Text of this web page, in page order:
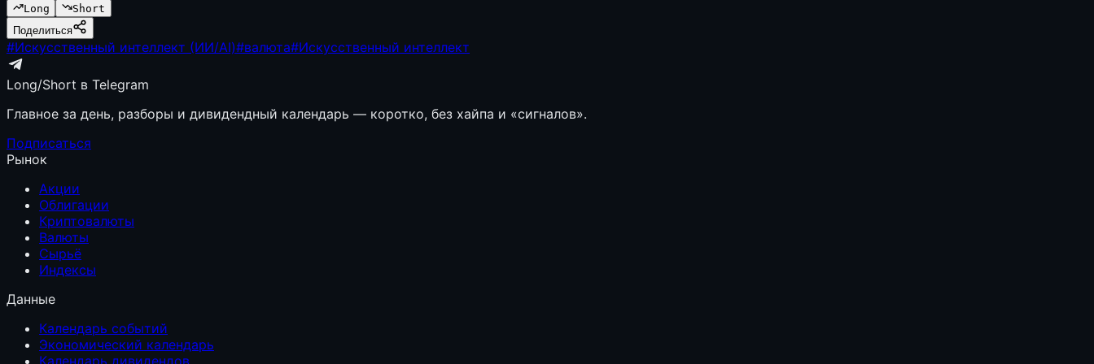
Long
Short
Поделиться
#Искусственный интеллект (ИИ/AI)#валюта#Искусственный интеллект
Long/Short в Telegram
Главное за день, разборы и дивидендный календарь — коротко, без хайпа и «сигналов».
Подписаться
Рынок
Акции
Облигации
Криптовалюты
Валюты
Сырьё
Индексы
Данные
Календарь событий
Экономический календарь